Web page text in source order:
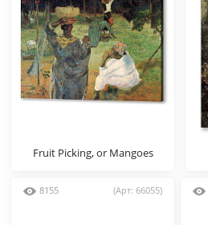
Fruit Picking, or Mangoes
8155 (Арт: 66055)